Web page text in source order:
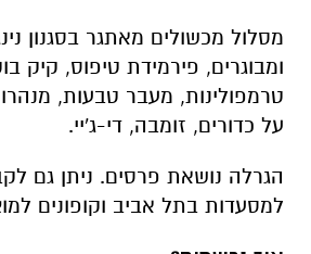
מסלול מכשולים מאתגר בסגנון
ומבוגרים, פירמידת טיפוס, קיק
טרמפולינות, מעבר טבעות,
על כדורים, זומבה, די-ג'יי.
הגרלה נושאת פרסים. ניתן גם
למסעדות בתל אביב וקופונים